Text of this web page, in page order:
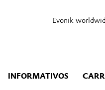
Evonik
INFORMATIVOS